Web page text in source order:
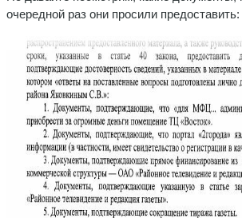
очередной раз они просили предоставить: